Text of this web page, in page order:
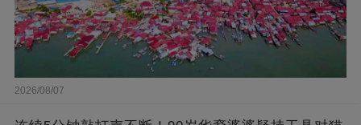
2026/08/07